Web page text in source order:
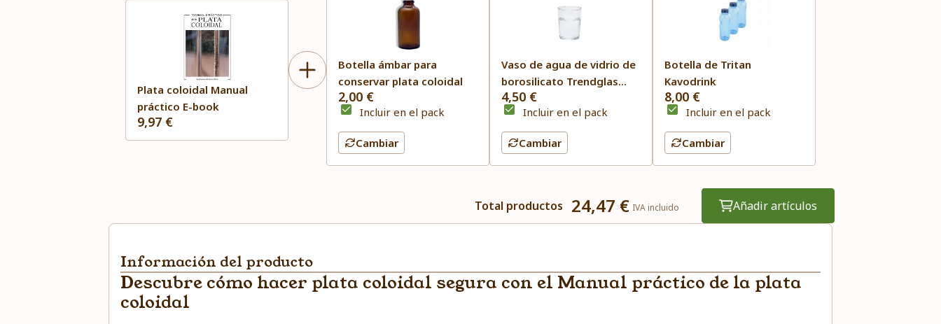
Plata coloidal Manual
práctico E-book
9,97 €
Botella ámbar para
conservar plata coloidal
2,00 €
Incluir en el pack
Cambiar
Vaso de agua de vidrio de
borosilicato Trendglas
Jena
4,50 €
Incluir en el pack
Cambiar
Botella de Tritan
Kavodrink
8,00 €
Incluir en el pack
Cambiar
Total productos 24,47 € IVA incluido Añadir artículos
Información del producto
Descubre cómo hacer plata coloidal segura con el Manual práctico de la plata
coloidal